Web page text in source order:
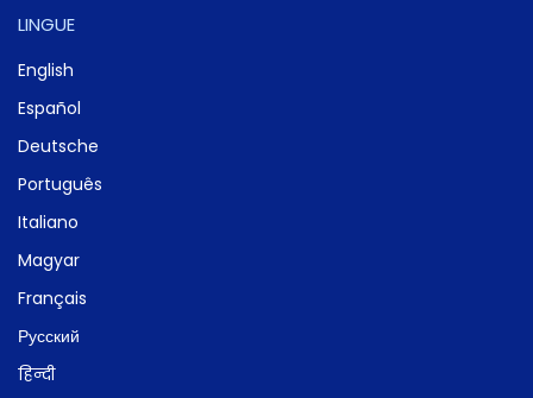
LINGUE
English
Español
Deutsche
Português
Italiano
Magyar
Français
Русский
हिन्दी